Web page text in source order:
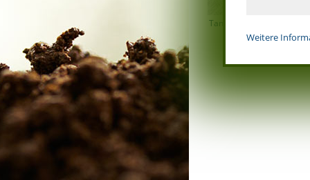
Tanja van der Vorst
Weitere